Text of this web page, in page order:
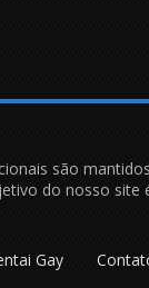
são
do nosso site
Gay